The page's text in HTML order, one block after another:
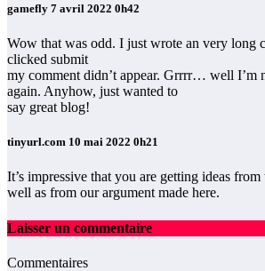
gamefly 7 avril 2022 0h42
Wow that was odd. I just wrote an very long
clicked submit
my comment didn’t appear. Grrrr… well I’m
again. Anyhow, just wanted to
say great blog!
tinyurl.com 10 mai 2022 0h21
It’s impressive that you are getting ideas
well as from our argument made here.
Laisser un commentaire
Commentaires